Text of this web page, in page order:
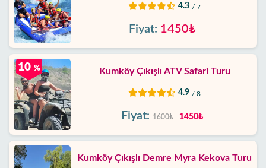
4.3 / 7
Fiyat: 1450₺
Kumköy Çıkışlı ATV Safari Turu
4.9 / 8
10 %
Fiyat: 1600₺ 1450₺
Kumköy Çıkışlı Demre Myra Kekova Turu